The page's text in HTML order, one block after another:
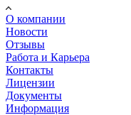
О компании
Новости
Отзывы
Работа и Карьера
Контакты
Лицензии
Документы
Информация